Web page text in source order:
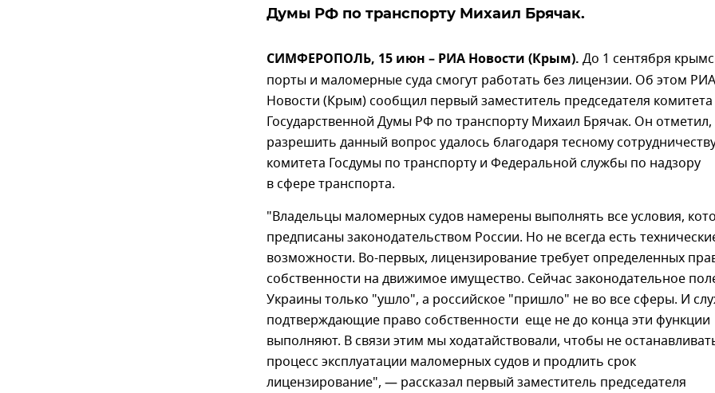
Думы РФ по транспорту Михаил Брячак.
СИМФЕРОПОЛЬ, 15 июн – РИА Новости (Крым). До 1 сентября
порты и маломерные суда смогут работать без лицензии. Об этом РИА
Новости (Крым) сообщил первый заместитель председателя комитета
Государственной Думы РФ по транспорту Михаил Брячак. Он отметил,
разрешить данный вопрос удалось благодаря тесному
комитета Госдумы по транспорту и Федеральной службы по надзору
в сфере транспорта.
"Владельцы маломерных судов намерены выполнять все условия,
предписаны законодательством России. Но не всегда есть
возможности. Во-первых, лицензирование требует определенных
собственности на движимое имущество. Сейчас законодательное
Украины только "ушло", а российское "пришло" не во все сферы. И
подтверждающие право собственности еще не до конца эти функции
выполняют. В связи этим мы ходатайствовали, чтобы не
процесс эксплуатации маломерных судов и продлить срок
лицензирование", — рассказал первый заместитель председателя